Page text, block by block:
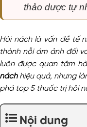
thảo dược tự
Hôi nách là vấn đề tế
thành nỗi ám ảnh đối
luôn được quan tâm
náchhiệu quả, nhưng
phá top 5 thuốc trị hôi
Nội dung